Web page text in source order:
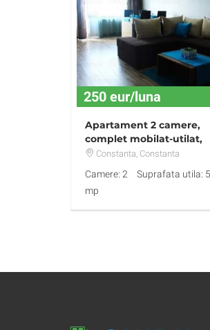
250 eur/luna
Apartament 2 camere,
complet mobilat-utilat,
Mamaia, complex
Constanta, Constanta
Camere: 2
Suprafata utila:
mp